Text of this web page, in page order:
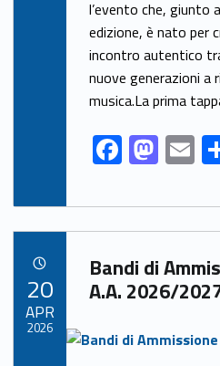
o
o
k
o
n
l’evento che, giunto
edizione, è nato per
incontro autentico
nuove generazioni a
musica.La prima
F
ac
e
b
o
o
k
M
as
to
d
o
n
E
m
ai
l
Link identifier archive #link-archive-86982
Bandi di
A.A. 2026/
Link identifier archive #link-archive-thumb-soap-37618
20
APR
2026